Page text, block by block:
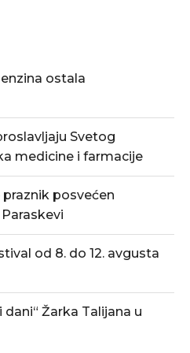
ostala
Svetog
medicine i farmacije
posvećen
od 8. do 12. avgusta
Žarka Talijana u